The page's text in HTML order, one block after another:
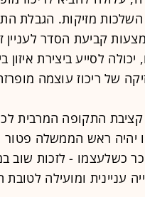
השלכות מזיקות. הגבלת
קביעת הסדר לעניין
לסייע ביצירת איזון
של ריכוז עוצמה
התקופה המרבית
יהיה ראש הממשלה פטור
כשלעצמו - לזכות
עניינית ומועילה לטובת